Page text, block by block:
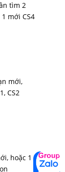
tìm 2
mới CS4
mới,
CS2
hoặc 1